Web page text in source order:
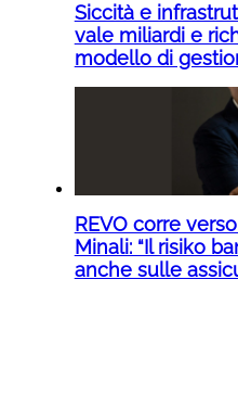
Siccità e
vale miliardi e
modello di
REVO corre
Minali: “Il risiko
anche sulle